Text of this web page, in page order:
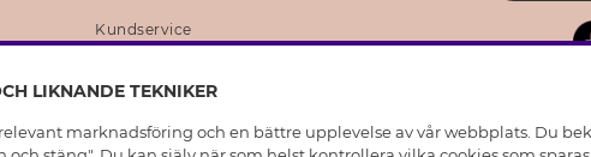
Kundservice
Skötselråd skinnhandskar
LIKNANDE TEKNIKER
marknadsföring och en bättre upplevelse av vår webbplats. Du